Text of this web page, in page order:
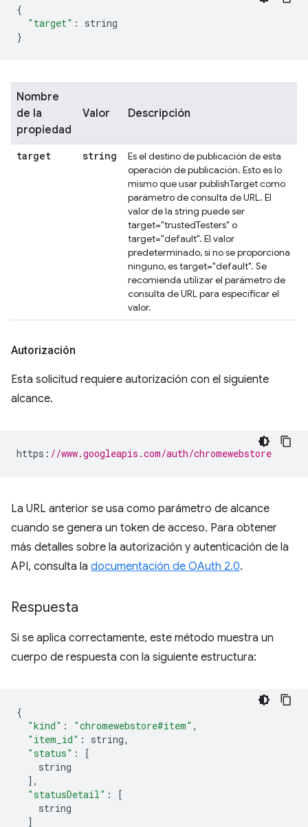
{
"target" :
string
}
Nombre
de la
propiedad
Valor Descripción
target string
Es el destino de publicación de esta
operación de publicación. Esto es lo
mismo que usar publishTarget como
parámetro de consulta de URL. El
valor de la string puede ser
target="trustedTesters" o
target="default". El valor
predeterminado, si no se proporciona
ninguno, es target="default". Se
recomienda utilizar el parámetro de
consulta de URL para especificar el
valor.
Autorización
Esta solicitud requiere autorización con el siguiente
alcance.
https : //www.googleapis.com/auth/chromewebstore
La URL anterior se usa como parámetro de alcance
cuando se genera un token de acceso. Para obtener
más detalles sobre la autorización y autenticación de la
API, consulta la documentación de OAuth 2.0.
Respuesta
Si se aplica correctamente, este método muestra un
cuerpo de respuesta con la siguiente estructura:
{
"kind" : "chromewebstore#item" ,
"item_id" : string,
"status" :
[
string
],
"statusDetail" :
[
string
]